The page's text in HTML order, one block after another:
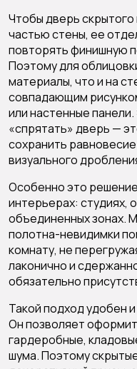
Чтобы дверь
частью стены, ее
повторять финишную
Поэтому для
материалы, что и на
совпадающим
или настенные
«спрятать» дверь —
сохранить
визуального
Особенно это
интерьерах: студиях,
объединенных зонах.
полотна-невидимки
комнату, не
лаконично и
обязательно
Такой подход удобен
Он позволяет
гардеробные,
шума. Поэтому